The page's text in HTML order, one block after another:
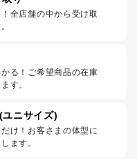
全店舗の中から受け取
る！ご希望商品の在庫
す。
ニサイズ)
け！お客さまの体型に
ます。